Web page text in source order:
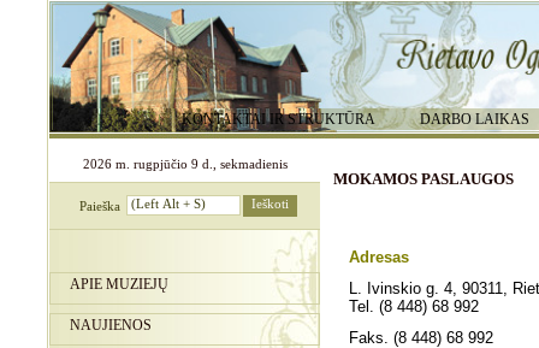
KONTAKTAI IR STRUKTŪRA DARBO LAIKAS
2026 m. rugpjūčio 9 d., sekmadienis
Paieška
APIE MUZIEJŲ
NAUJIENOS
MOKAMOS PASLAUGOS
Adresas
L. Ivinskio g. 4, 90311,
Tel. (8 448) 68 992
Faks. (8 448) 68 992